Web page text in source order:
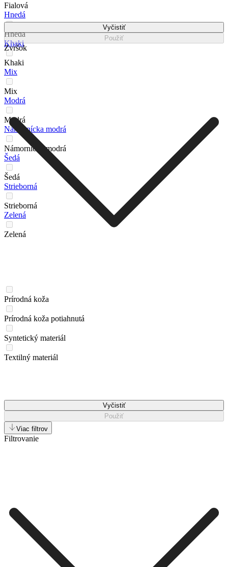
Fialová
Hnedá
Hnedá
Khaki
Khaki
Mix
Mix
Modrá
Modrá
Námornícka modrá
Námornícka modrá
Šedá
Šedá
Strieborná
Strieborná
Zelená
Zelená
Vyčistiť
Použiť
Zvršok
Prírodná koža
Prírodná koža potiahnutá
Syntetický materiál
Textilný materiál
Vyčistiť
Použiť
Viac filtrov
Filtrovanie